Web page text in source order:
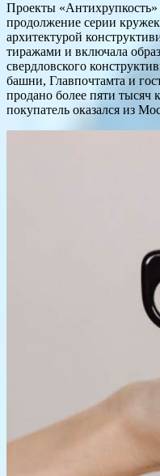
Проекты
продолжение серии
архитектурой
тиражами и включала
свердловского
башни, Главпочтамта и
продано более пяти тысяч
покупатель оказался из